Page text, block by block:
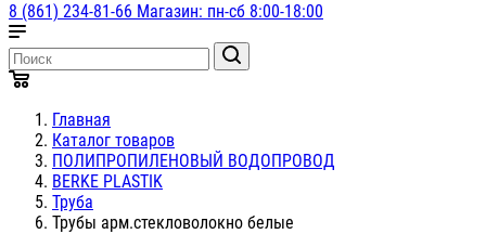
8 (861) 234-81-66 Магазин: пн-сб 8:00-18:00
Главная
Каталог товаров
ПОЛИПРОПИЛЕНОВЫЙ ВОДОПРОВОД
BERKE PLASTIK
Труба
Трубы арм.стекловолокно белые